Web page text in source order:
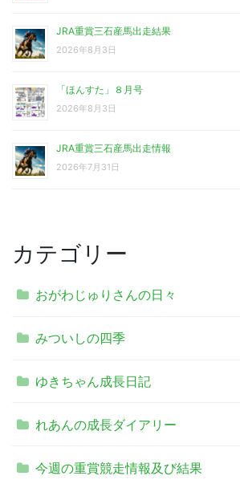
JRA重賞三石産馬出走結果
2026年8月3日
「ほんすた」８月号
2026年8月3日
JRA重賞三石産馬出走情報
2026年7月31日
カテゴリー
おがわじゅりさんの日々
みついしの四季
ゆきちゃん成長日記
れあんの成長ダイアリー
今週の重賞競走情報及び結果